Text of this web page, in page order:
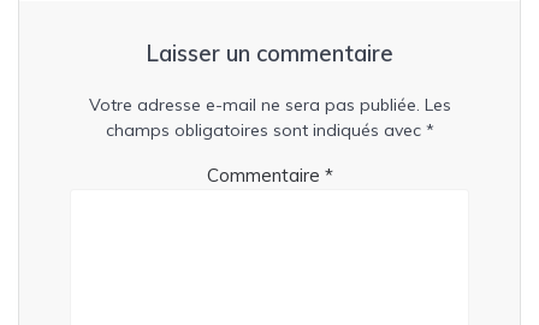
Laisser un commentaire
Votre adresse e-mail ne sera pas publiée. Les
champs obligatoires sont indiqués avec *
Commentaire *